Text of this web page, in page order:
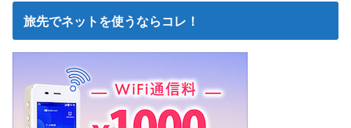
旅先でネットを使うならコレ！